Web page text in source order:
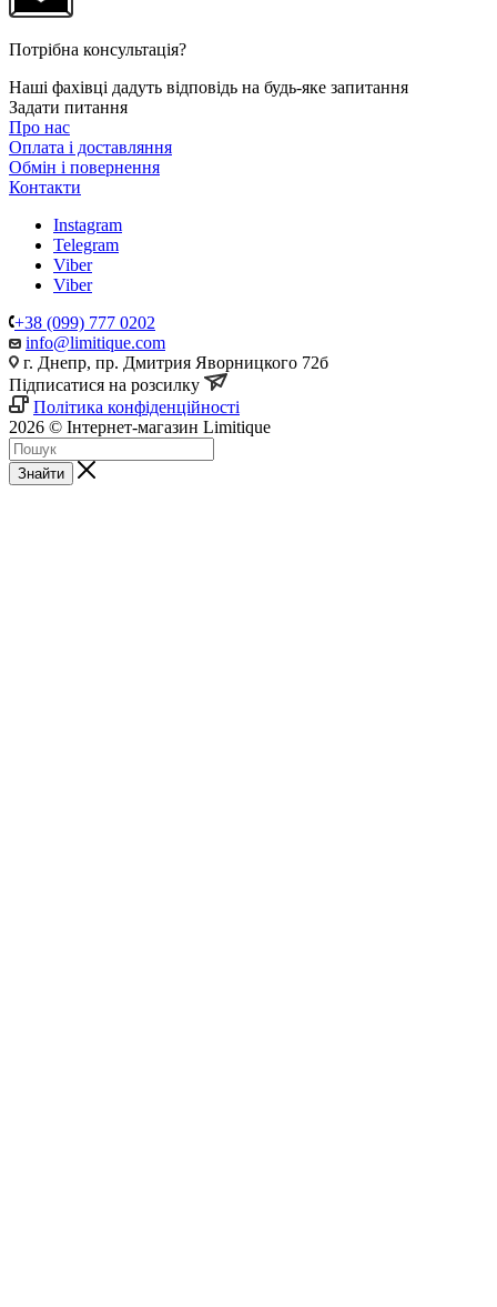
Потрібна консультація?
Наші фахівці дадуть відповідь на будь-яке запитання
Задати питання
Про нас
Оплата і доставляння
Обмін і повернення
Контакти
Instagram
Telegram
Viber
Viber
+38 (099) 777 0202
info@limitique.com
г. Днепр, пр. Дмитрия Яворницкого 72б
Підписатися на розсилку
Політика конфіденційності
2026 © Інтернет-магазин Limitique
Знайти